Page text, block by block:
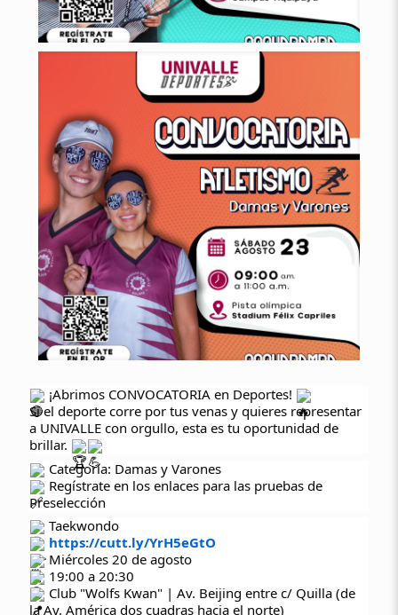
¡Abrimos CONVOCATORIA en Deportes!
Si el deporte corre por tus venas y quieres representar
a UNIVALLE con orgullo, esta es tu oportunidad de
brillar.
Categoría: Damas y Varones
Regístrate en los enlaces para las pruebas de
Preselección
Taekwondo
https://cutt.ly/YrH5eGtO
Miércoles 20 de agosto
19:00 a 20:30
Club "Wolfs Kwan" | Av. Beijing entre c/ Quilla (de
la Av. América dos cuadras hacia el norte)